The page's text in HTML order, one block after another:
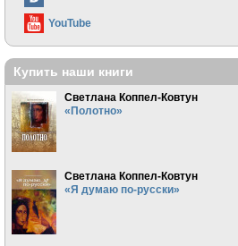
YouTube
Купить наши книги
Светлана Коппел-Ковтун
«Полотно»
Светлана Коппел-Ковтун
«Я думаю по-русски»